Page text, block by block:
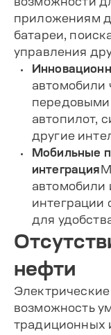
приложениям
батареи,
управления
автомобили
передовыми
автопилот,
другие
Мобильные
интеграция
автомобили
для
нефти
возможность
традиционных